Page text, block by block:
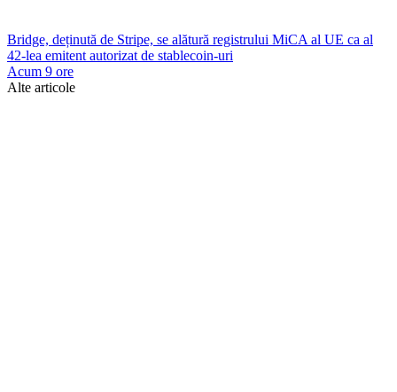
Bridge, deținută de Stripe, se alătură registrului MiCA al UE ca al
42-lea emitent autorizat de stablecoin-uri
Acum 9 ore
Alte articole